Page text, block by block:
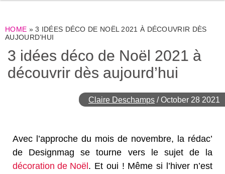
HOME »3 IDÉES DÉCO DE NOËL 2021 À DÉCOUVRIR DÈS
AUJOURD’HUI
3 idées déco de Noël 2021 à
découvrir dès aujourd’hui
Claire Deschamps /October 28 2021
Avec l’approche du mois de novembre, la rédac’
de Designmag se tourne vers le sujet de la
décoration de Noël . Et oui ! Même si l’hiver n’est